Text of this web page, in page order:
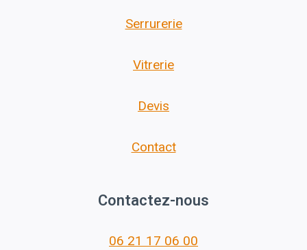
Serrurerie
Vitrerie
Devis
Contact
Contactez-nous
06 21 17 06 00